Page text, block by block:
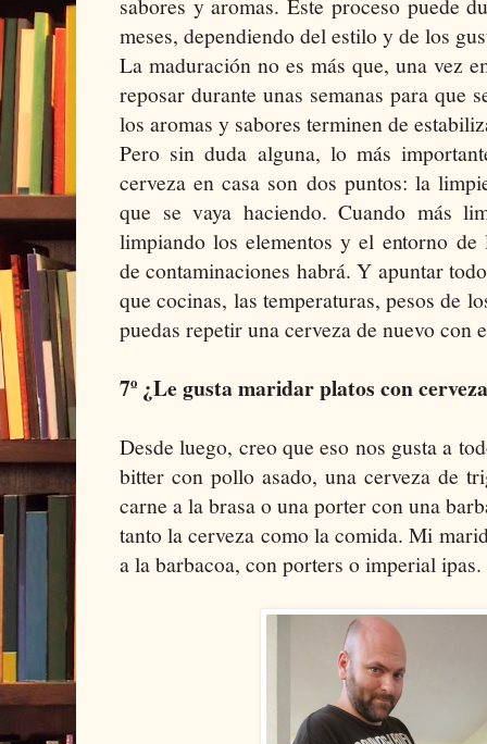
sabores y aromas. Este proceso puede
meses, dependiendo del estilo y de los
La maduración no es más que, una vez
reposar durante unas semanas para que
los aromas y sabores terminen de
Pero sin duda alguna, lo más
cerveza en casa son dos puntos: la
que se vaya haciendo. Cuando más
limpiando los elementos y el entorno de
de contaminaciones habrá. Y apuntar
que cocinas, las temperaturas, pesos de
puedas repetir una cerveza de nuevo con
7º ¿Le gusta maridar platos con
Desde luego, creo que eso nos gusta a
bitter con pollo asado, una cerveza de
carne a la brasa o una porter con una
tanto la cerveza como la comida. Mi
a la barbacoa, con porters o imperial ipas.